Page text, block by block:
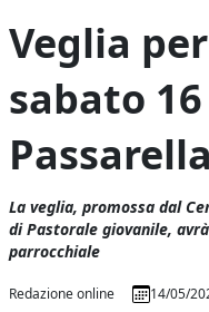
Veglia
sabato
Passarella
La veglia, promossa dal
di Pastorale giovanile,
parrocchiale
Redazione online 14/05/